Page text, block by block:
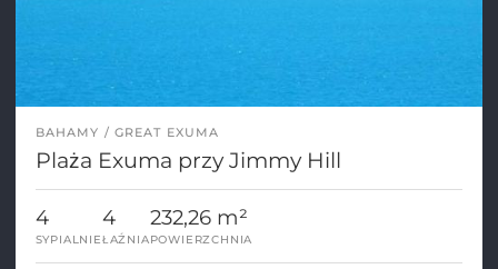
BAHAMY GREAT EXUMA
Plaża Exuma przy Jimmy Hill
4
SYPIALNIE
4
ŁAŹNIA
232,26 m²
POWIERZCHNIA